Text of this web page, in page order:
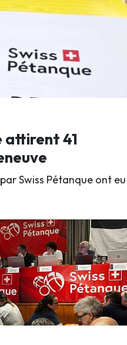
attirent 41
Swiss Pétanque ont